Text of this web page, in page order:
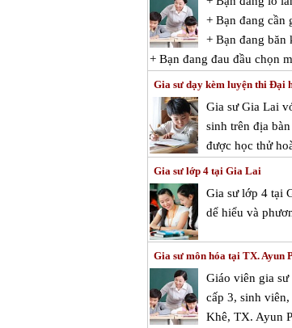
+ Bạn đang cần
+ Bạn đang băn
+ Bạn đang đau đầu chọn
Gia sư dạy kèm luyện thi Đại
Gia sư Gia Lai
sinh trên địa
được học thử
Gia sư lớp 4 tại Gia Lai
Gia sư lớp 4 tại
dể hiểu và
Gia sư môn hóa tại TX. Ayun
Giáo viên gia
cấp 3, sinh
Khê, TX. Ayun